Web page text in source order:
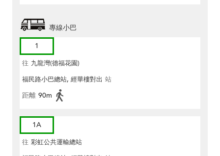
專線小巴
1
往 九龍灣(德福花園)
福民路小巴總站, 經華樓對出 站
距離 90m
1A
往 彩虹公共運輸總站